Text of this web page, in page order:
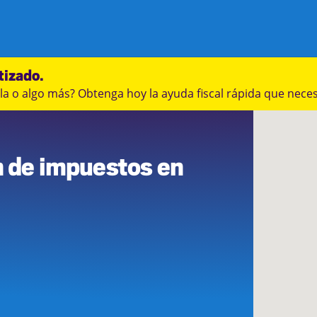
algo más? Obtenga hoy la ayuda fiscal rápida que
impuestos en